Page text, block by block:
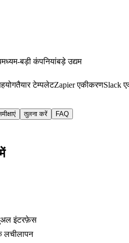
मध्यम-बड़ी कंपनियांबड़े उद्यम
तैयार टेम्पलेटZapier एकीकरणSlack
तुलना करें FAQ
इंटरफ़ेस
लचीलापन